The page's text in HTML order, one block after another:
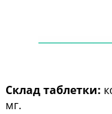
——————
Склад таблетки:
мг.